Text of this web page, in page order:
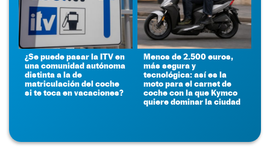
¿Se puede pasar la ITV en
una comunidad autónoma
distinta a la de
matriculación del coche
si te toca en vacaciones?
Menos de 2.500 euros,
más segura y
tecnológica: así es la
moto para el carnet de
coche con la que Kymco
quiere dominar la ciudad